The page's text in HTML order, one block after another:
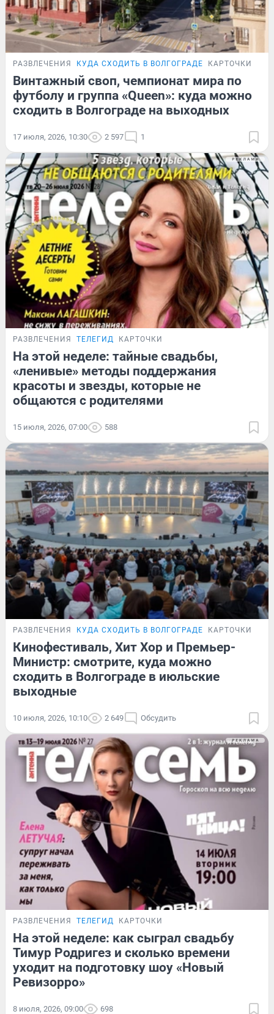
РАЗВЛЕЧЕНИЯ КУДА СХОДИТЬ В ВОЛГОГРАДЕ КАРТОЧКИ
Винтажный своп, чемпионат мира по
футболу и группа «Queen»: куда можно
сходить в Волгограде на выходных
17 июля, 2026, 10:30 2 597 1
РАЗВЛЕЧЕНИЯ ТЕЛЕГИД КАРТОЧКИ
На этой неделе: тайные свадьбы,
«ленивые» методы поддержания
красоты и звезды, которые не
общаются с родителями
15 июля, 2026, 07:00 588
РАЗВЛЕЧЕНИЯ КУДА СХОДИТЬ В ВОЛГОГРАДЕ КАРТОЧКИ
Кинофестиваль, Хит Хор и Премьер-
Министр: смотрите, куда можно
сходить в Волгограде в июльские
выходные
10 июля, 2026, 10:10 2 649 Обсудить
РАЗВЛЕЧЕНИЯ ТЕЛЕГИД КАРТОЧКИ
На этой неделе: как сыграл свадьбу
Тимур Родригез и сколько времени
уходит на подготовку шоу «Новый
Ревизорро»
8 июля, 2026, 09:00 698